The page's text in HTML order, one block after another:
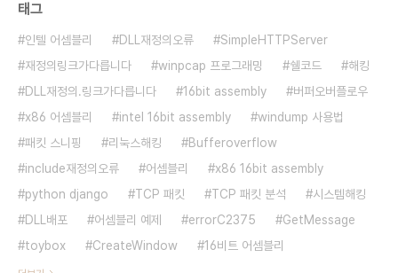
태그
인텔 어셈블리 DLL재정의오류
SimpleHTTPServer
재정의링크가다릅니다
winpcap 프로그래밍 쉘코드
해킹
DLL재정의.링크가다릅니다
16bit assembly
버퍼오버플로우
x86 어셈블리
intel 16bit assembly
windump 사용법
패킷 스니핑
리눅스해킹
Bufferoverflow
include재정의오류
어셈블리
x86 16bit assembly
python django
TCP 패킷 TCP 패킷 분석
시스템해킹
DLL배포
어셈블리 예제 errorC2375
GetMessage
toybox
CreateWindow 16비트 어셈블리